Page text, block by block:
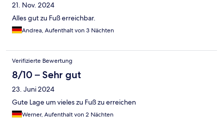
21. Nov. 2024
Alles gut zu Fuß erreichbar.
Andrea, Aufenthalt von 3 Nächten
Verifizierte Bewertung
8/10 – Sehr gut
23. Juni 2024
Gute Lage um vieles zu Fuß zu erreichen
Werner, Aufenthalt von 2 Nächten